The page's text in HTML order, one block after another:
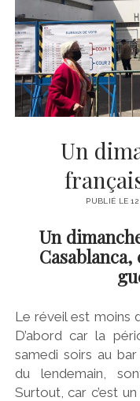
Un
PUBLIÉ LE
Un
Le réveil est moins
D’abord car la
samedi soirs au
du lendemain,
Surtout, car c’est